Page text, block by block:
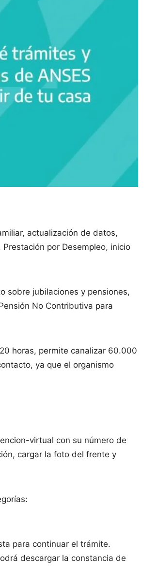
actualización de datos,
por Desempleo, inicio
sobre jubilaciones y pensiones,
No Contributiva para
horas, permite canalizar 60.000
ya que el organismo
virtual con su número de
cargar la foto del frente y
para continuar el trámite.
descargar la constancia de